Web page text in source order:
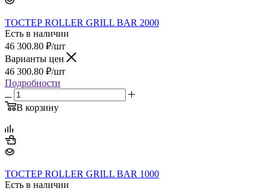
ТОСТЕР ROLLER GRILL BAR 2000
Есть в наличии
46 300.80 ₽/шт
Варианты цен
46 300.80 ₽/шт
Подробности
В корзину
ТОСТЕР ROLLER GRILL BAR 1000
Есть в наличии